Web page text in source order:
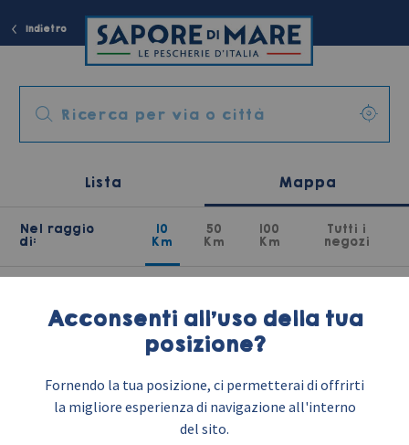
Indietro
Nel raggio
di:
10
Km
50
Km
100
Km
Tutti i
negozi
Lista Mappa
Acconsenti all'uso della tua
posizione?
Fornendo la tua posizione, ci permetterai di offrirti
la migliore esperienza di navigazione all'interno
del sito.